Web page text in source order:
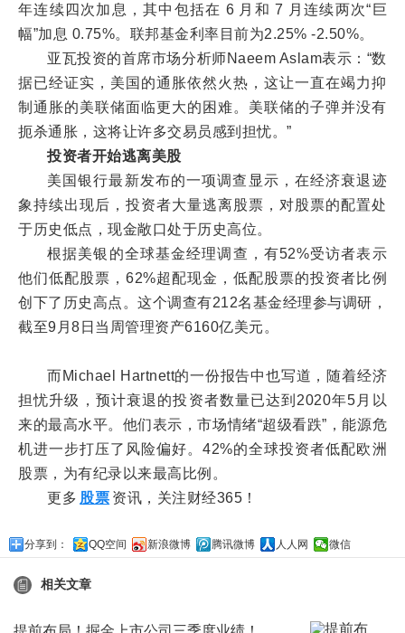
年连续四次加息，其中包括在 6 月和 7 月连续两次“巨
幅”加息 0.75%。联邦基金利率目前为2.25% -2.50%。
亚瓦投资的首席市场分析师Naeem Aslam表示：“数
据已经证实，美国的通胀依然火热，这让一直在竭力抑
制通胀的美联储面临更大的困难。美联储的子弹并没有
扼杀通胀，这将让许多交易员感到担忧。”
投资者开始逃离美股
美国银行最新发布的一项调查显示，在经济衰退迹
象持续出现后，投资者大量逃离股票，对股票的配置处
于历史低点，现金敞口处于历史高位。
根据美银的全球基金经理调查，有52%受访者表示
他们低配股票，62%超配现金，低配股票的投资者比例
创下了历史高点。这个调查有212名基金经理参与调研，
截至9月8日当周管理资产6160亿美元。
而Michael Hartnett的一份报告中也写道，随着经济
担忧升级，预计衰退的投资者数量已达到2020年5月以
来的最高水平。他们表示，市场情绪“超级看跌”，能源危
机进一步打压了风险偏好。42%的全球投资者低配欧洲
股票，为有纪录以来最高比例。
更多 股票 资讯，关注财经365！
分享到： QQ空间 新浪微博 腾讯微博 人人网 微信
相关文章